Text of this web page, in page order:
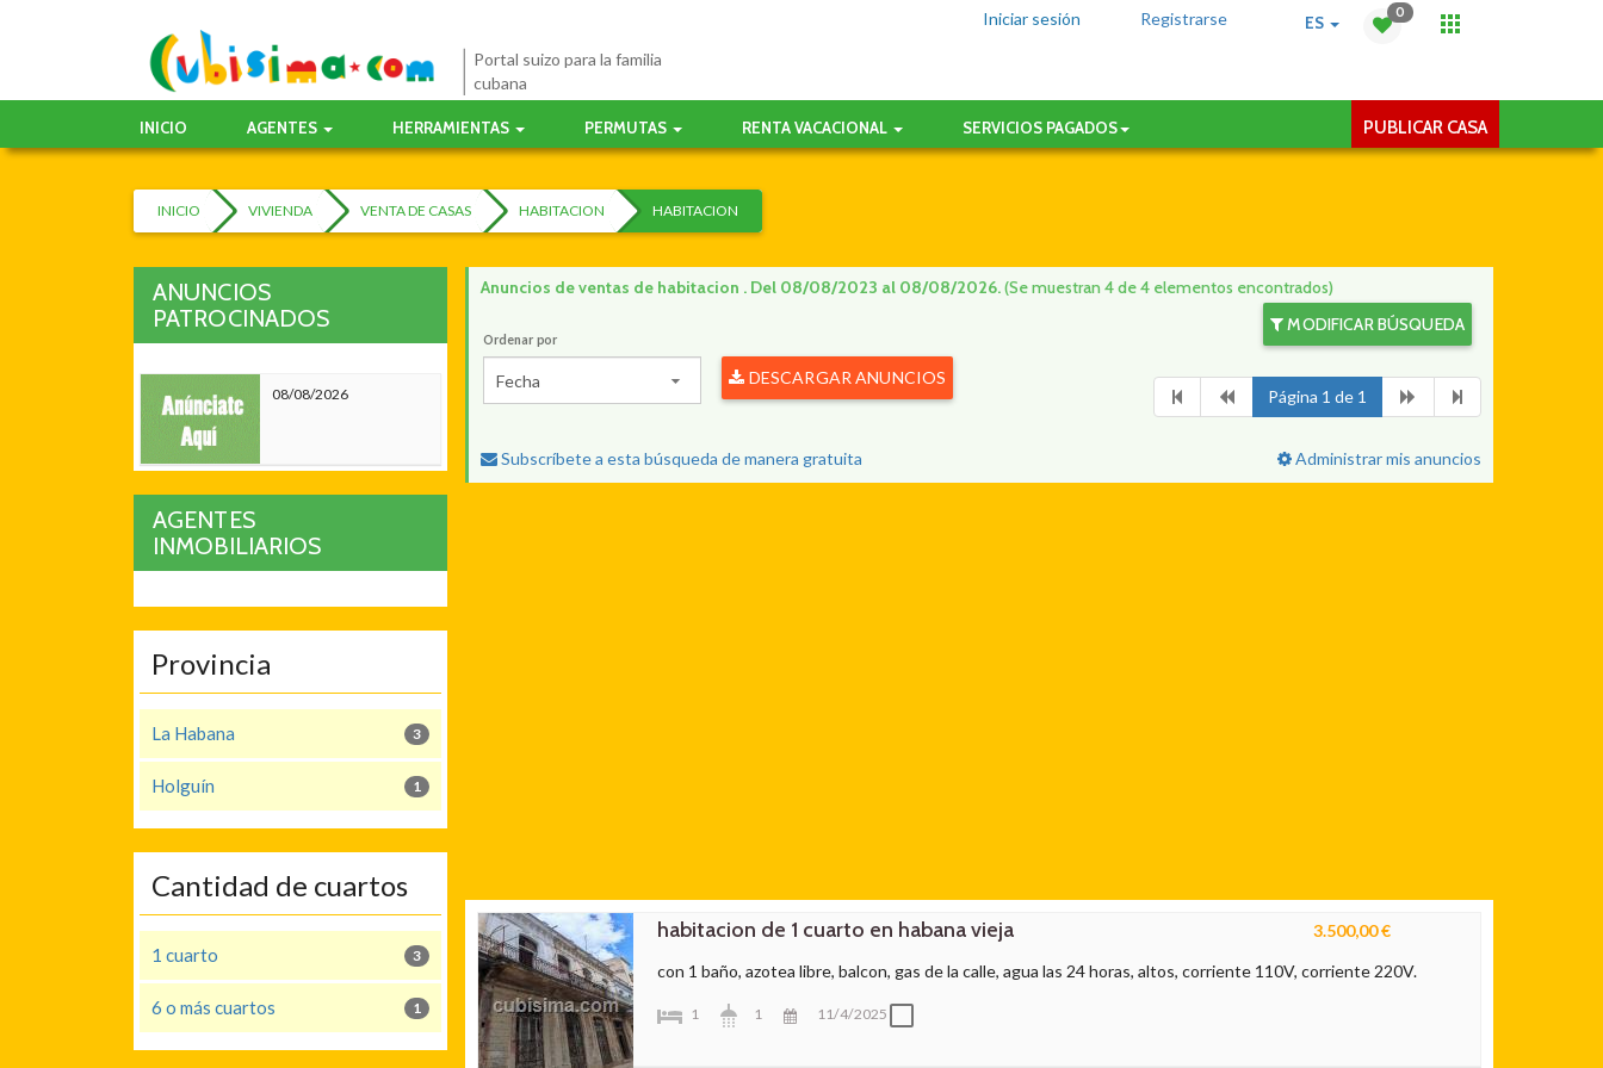
0
ES
Registrarse
Iniciar sesión
Portal suizo para la familia
cubana
INICIO AGENTES HERRAMIENTAS PERMUTAS RENTA VACACIONAL SERVICIOS PAGADOS PUBLICAR CASA
INICIO VIVIENDA VENTA DE CASAS HABITACION HABITACION
ANUNCIOS
PATROCINADOS
08/08/2026
AGENTES
INMOBILIARIOS
Provincia
3
La Habana
1
Holguín
Cantidad de cuartos
3
1 cuarto
1
6 o más cuartos
Anuncios de ventas de habitacion . Del 08/08/2023 al 08/08/2026.(Se muestran 4 de 4 elementos encontrados)
MODIFICAR BÚSQUEDA
Ordenar por
Fecha
DESCARGAR ANUNCIOS
Página 1 de 1
Subscríbete a esta búsqueda de manera gratuita Administrar mis anuncios
habitacion de 1 cuarto en habana vieja
con 1 baño, azotea libre, balcon, gas de la calle, agua las 24 horas, altos, corriente 110V, corriente 220V.
1 1 11/4/2025
3.500,00 €